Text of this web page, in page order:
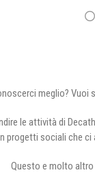
meglio? Vuoi
le attività di
progetti sociali che
Questo e molto